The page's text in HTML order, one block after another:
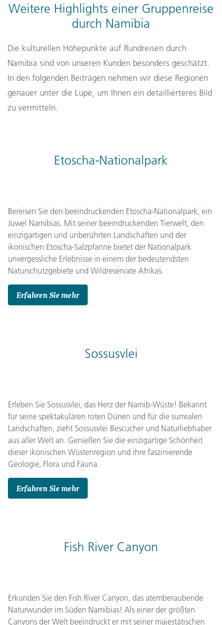
Weitere Highlights einer Gruppenreise
durch Namibia
Die kulturellen Höhepunkte auf Rundreisen durch
Namibia sind von unseren Kunden besonders geschätzt.
In den folgenden Beiträgen nehmen wir diese Regionen
genauer unter die Lupe, um Ihnen ein detaillierteres Bild
zu vermitteln.
Etoscha-Nationalpark
Bereisen Sie den beeindruckenden Etoscha-Nationalpark, ein
Juwel Namibias. Mit seiner beeindruckenden Tierwelt, den
einzigartigen und unberührten Landschaften und der
ikonischen Etoscha-Salzpfanne bietet der Nationalpark
unvergessliche Erlebnisse in einem der bedeutendsten
Naturschutzgebiete und Wildreservate Afrikas.
Erfahren Sie mehr
Sossusvlei
Erleben Sie Sossusvlei, das Herz der Namib-Wüste! Bekannt
für seine spektakulären roten Dünen und für die surrealen
Landschaften, zieht Sossusvlei Bescucher und Naturliebhaber
aus aller Welt an. Genießen Sie die einzigartige Schönheit
dieser ikonischen Wüstenregion und ihre faszinierende
Geologie, Flora und Fauna.
Erfahren Sie mehr
Fish River Canyon
Erkunden Sie den Fish River Canyon, das atemberaubende
Naturwunder im Süden Namibias! Als einer der größten
Canyons der Welt beeindruckt er mit seiner majestätischen